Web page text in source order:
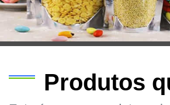
Produtos